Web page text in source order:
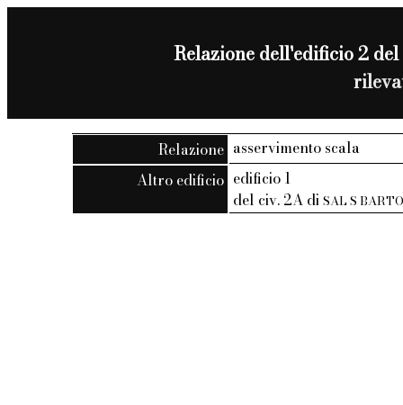
Relazione dell'edificio 2
Relazione asservimento scala
Altro edificio edificio 1
del civ. 2A diSAL S